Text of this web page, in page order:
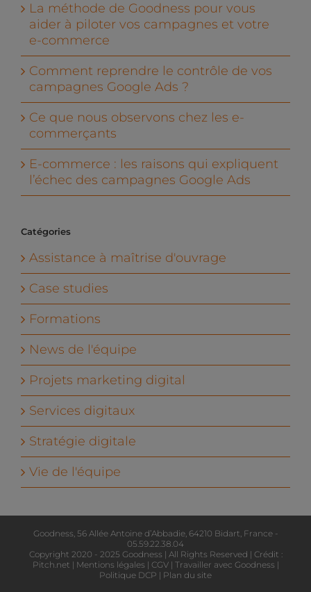
La méthode de Goodness pour vous
aider à piloter vos campagnes et votre
e-commerce
Comment reprendre le contrôle de vos
campagnes Google Ads ?
Ce que nous observons chez les e-
commerçants
E-commerce : les raisons qui expliquent
l’échec des campagnes Google Ads
Catégories
Assistance à maîtrise d'ouvrage
Case studies
Formations
News de l'équipe
Projets marketing digital
Services digitaux
Stratégie digitale
Vie de l'équipe
Goodness, 56 Allée Antoine d’Abbadie, 64210 Bidart, France -
05.59.22.38.04
Copyright 2020 - 2025 Goodness | All Rights Reserved | Crédit :
Pitch.net | Mentions légales | CGV| Travailler avec Goodness |
Politique DCP | Plan du site